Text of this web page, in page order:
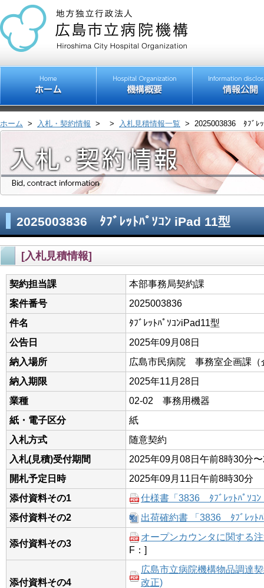
ホーム > 入札・契約情報 > > 入札見積情報一覧 > 2025003836 ﾀﾌﾞﾚ
2025003836 ﾀﾌﾞﾚｯﾄﾊﾟｿｺﾝ iPad 11型
[入札見積情報]
契約担当課
本部事務局契約課
案件番号
2025003836
件名
ﾀﾌﾞﾚｯﾄﾊﾟｿｺﾝiPad11型
公告日
2025年09月08日
納入場所
広島市民病院 事務室企画課（
納入期限
2025年11月28日
業種
02-02 事務用機器
紙・電子区分
紙
入札方式
随意契約
入札(見積)受付期間
2025年09月08日午前8時30分
開札予定日時
2025年09月11日午前8時30分
添付資料その1
仕様書「3836 ﾀﾌﾞﾚｯﾄﾊﾟｿｺﾝ
添付資料その2
出荷確約書 「3836 ﾀﾌﾞﾚｯﾄ
添付資料その3
オープンカウンタに関する
F：]
添付資料その4
広島市立病院機構物品調達
改正)